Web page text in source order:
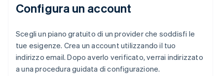
Configura un account
Scegli un piano gratuito di un provider che soddisfi le
tue esigenze. Crea un account utilizzando il tuo
indirizzo email. Dopo averlo verificato, verrai indirizzato
a una procedura guidata di configurazione.